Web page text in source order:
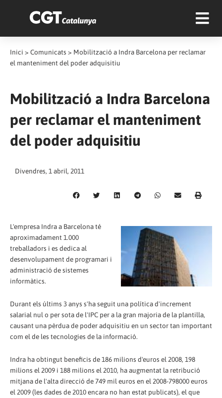
Inici > Comunicats > Mobilització a Indra Barcelona per reclamar
el manteniment del poder adquisitiu
Mobilització a Indra Barcelona
per reclamar el manteniment
del poder adquisitiu
Divendres, 1 abril, 2011
L'empresa Indra a Barcelona té
aproximadament 1.000
treballadors i es dedica al
desenvolupament de programari i
administració de sistemes
informàtics.
Durant els últims 3 anys s'ha seguit una política d'increment
salarial nul o per sota de l'IPC per a la gran majoria de la plantilla,
causant una pèrdua de poder adquisitiu en un sector tan important
com el de les tecnologies de la informació.
Indra ha obtingut beneficis de 186 milions d'euros el 2008, 198
milions el 2009 i 188 milions el 2010, ha augmentat la retribució
mitjana de l'alta direcció de 749 mil euros en el 2008-798000 euros
el 2009 (les dades de 2010 encara no han estat publicats), el que